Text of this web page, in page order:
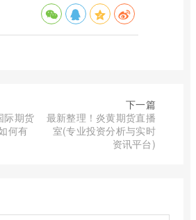
际期货
何有
下一篇
最新整理！炎黄期货直播
室(专业投资分析与实时
资讯平台)